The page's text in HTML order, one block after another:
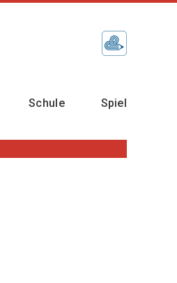
Schule Spiel